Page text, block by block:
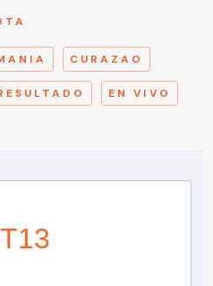
CURAZAO
EN VIVO